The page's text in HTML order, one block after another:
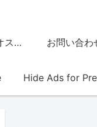
グッチジャパン的オススメ店 お問い合わ